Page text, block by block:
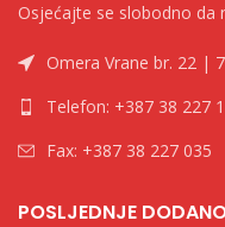
Osjećajte se slobodno da
Omera Vrane br. 22 |
Telefon: +387 38 227
Fax: +387 38 227 035
POSLJEDNJE